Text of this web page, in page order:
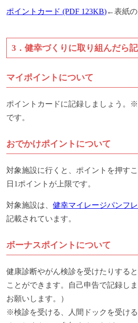
ポイントカード (PDF 123KB)←表紙の
3．健幸づくりに取り組んだら
マイポイントについて
ポイントカードに記録しましょう。
です。
おでかけポイントについて
対象施設に行くと、ポイントを押す
日1ポイントが上限です。
対象施設は、健幸マイレージパンフ
記載されています。
ボーナスポイントについて
健康診断やがん検診を受けたりする
ことができます。自己申告で記録し
お願いします。）
※検診を受ける、人間ドックを受け